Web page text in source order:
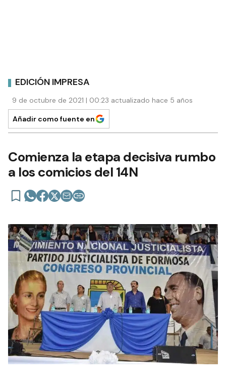
EDICIÓN IMPRESA
9 de octubre de 2021 | 00:23 actualizado hace 5 años
Añadir como fuente en
Comienza la etapa decisiva rumbo
a los comicios del 14N